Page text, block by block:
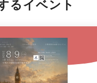
るイベント